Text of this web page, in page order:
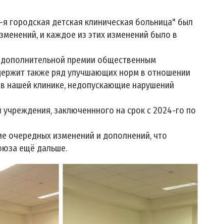
городская детская клиническая больница" был
и каждое из этих изменений было в
премии общественным
также ряд улучшающих норм в отношении
нашей клинике, недопускающие нарушений
заключеннного на срок с 2024-го по
очередных изменений и дополнений, что
ещё дальше.